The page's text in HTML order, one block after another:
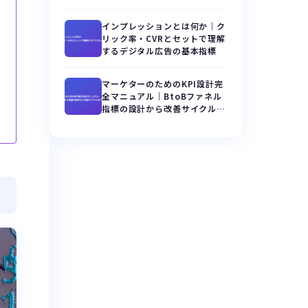
インプレッションとは何か｜ク
リック率・CVRとセットで理解
するデジタル広告の基本指標
マーケターのためのKPI設計完
全マニュアル｜BtoBファネル
指標の設計から改善サイクルま